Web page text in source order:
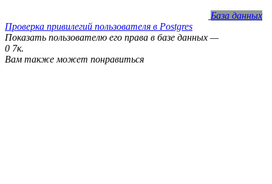
База данных
Проверка привилегий пользователя в Postgres
Показать пользователю его права в базе данных —
0 7к.
Вам также может понравиться